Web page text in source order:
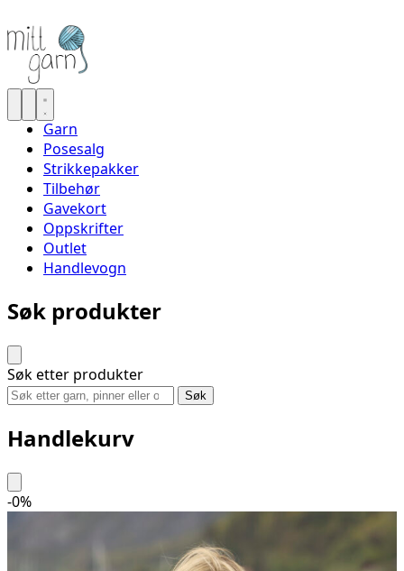
Garn
Posesalg
Strikkepakker
Tilbehør
Gavekort
Oppskrifter
Outlet
Handlevogn
Søk produkter
Søk etter produkter
Søk
Handlekurv
-0%